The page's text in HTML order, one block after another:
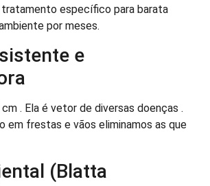
tratamento específico para barata
por meses.
e
. Ela é vetor de diversas doenças .
em frestas e vãos eliminamos as que
(Blatta